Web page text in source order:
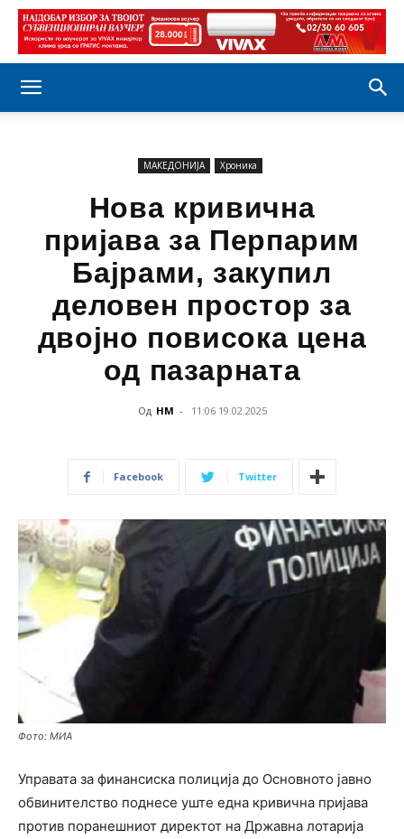
МАКЕДОНИЈА Хроника
Нова кривична
пријава за Перпарим
Бајрами, закупил
деловен простор за
двојно повисока цена
од пазарната
Од НМ - 11:06 19.02.2025
Facebook Twitter
Фото: МИА
Управата за финансиска полиција до Основното јавно
обвинителство поднесе уште една кривична пријава
против поранешниот директот на Државна лотарија